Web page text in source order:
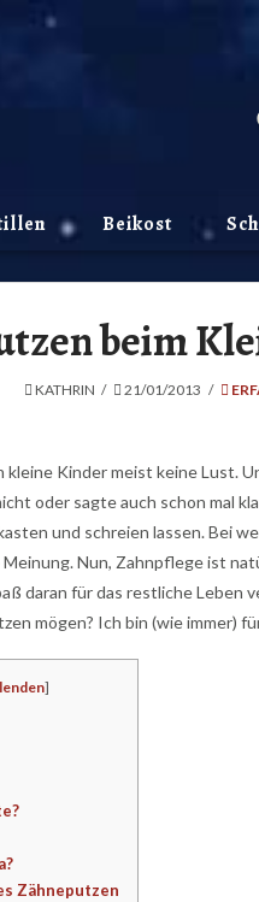
Beikost
beim
KATHRIN 21/01/2013
kleine Kinder meist keine Lust.
oder sagte auch schon mal
und schreien lassen. Bei
Nun, Zahnpflege ist
daran für das restliche Leben
mögen? Ich bin (wie immer)
]
Zähneputzen